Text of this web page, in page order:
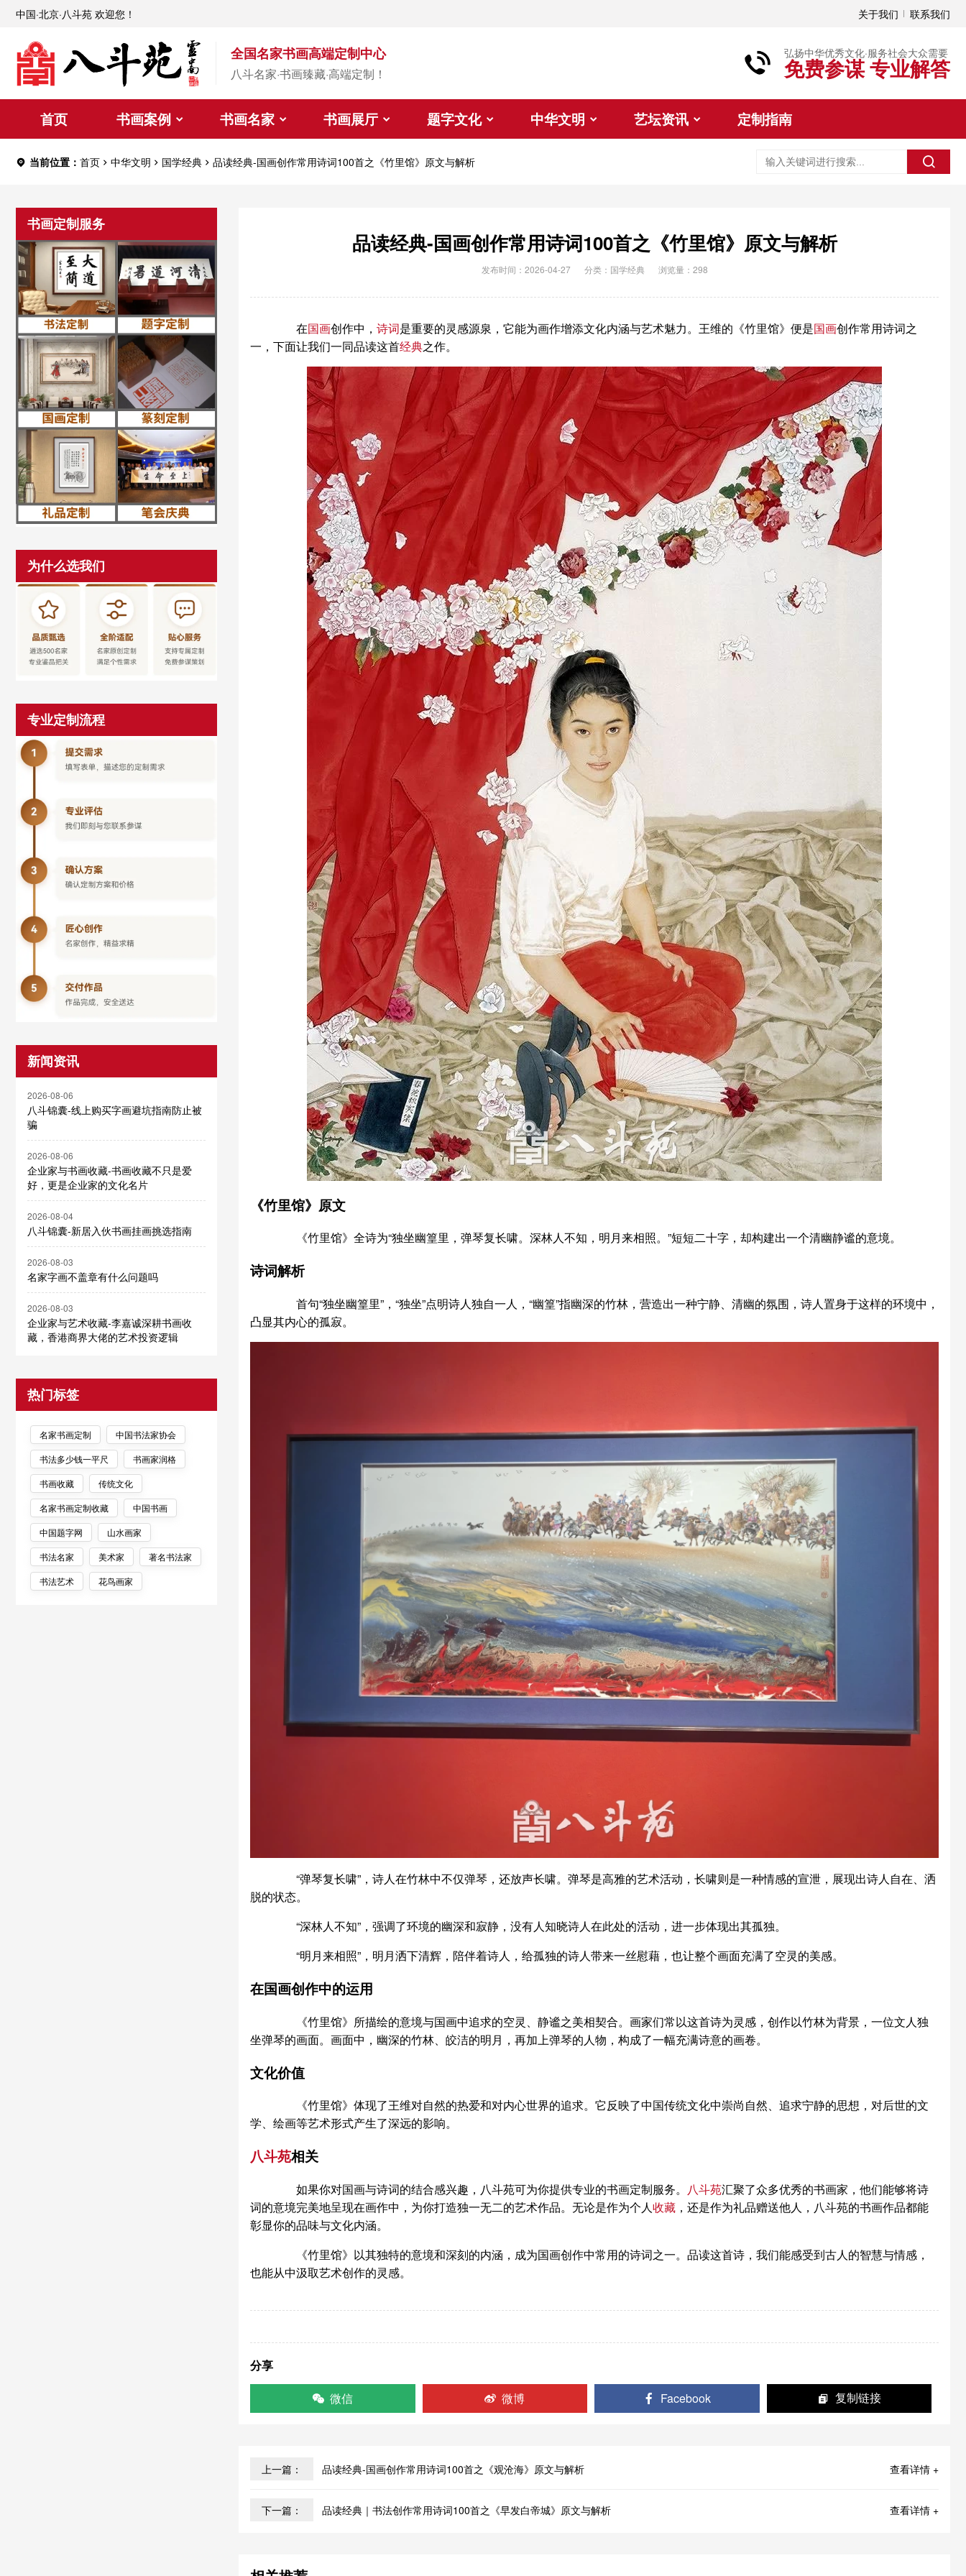
中国·北京·八斗苑 欢迎您！ 关于我们 联系我们
全国名家书画高端定制中心
八斗名家·书画臻藏·高端定制！
弘扬中华优秀文化·服务社会大众需要
免费参谋 专业解答
首页 书画案例 书画名家 书画展厅 题字文化 中华文明 艺坛资讯 定制指南
当前位置： 首页 中华文明 国学经典 品读经典-国画创作常用诗词100首之《竹里馆》原文与解析
书画定制服务
为什么选我们
专业定制流程
新闻资讯
2026-08-06
八斗锦囊-线上购买字画避坑指南防止被
骗
2026-08-06
企业家与书画收藏-书画收藏不只是爱
好，更是企业家的文化名片
2026-08-04
八斗锦囊-新居入伙书画挂画挑选指南
2026-08-03
名家字画不盖章有什么问题吗
2026-08-03
企业家与艺术收藏-李嘉诚深耕书画收
藏，香港商界大佬的艺术投资逻辑
热门标签
名家书画定制
中国书法家协会
书法多少钱一平尺
书画家润格
书画收藏
传统文化
名家书画定制收藏
中国书画
中国题字网
山水画家
书法名家
美术家
著名书法家
书法艺术
花鸟画家
品读经典-国画创作常用诗词100首之《竹里馆》原文与解析
发布时间：2026-04-27 分类： 国学经典 浏览量：298
在国画创作中， 诗词是重要的灵感源泉，它能为画作增添文化内涵与艺术魅力。王维的《竹里馆》便是国画创作常用诗词之
一，下面让我们一同品读这首经典之作。
《竹里馆》原文
《竹里馆》全诗为“独坐幽篁里，弹琴复长啸。深林人不知，明月来相照。”短短二十字，却构建出一个清幽静谧的意境。
诗词解析
首句“独坐幽篁里”，“独坐”点明诗人独自一人，“幽篁”指幽深的竹林，营造出一种宁静、清幽的氛围，诗人置身于这样的环境中，
凸显其内心的孤寂。
“弹琴复长啸”，诗人在竹林中不仅弹琴，还放声长啸。弹琴是高雅的艺术活动，长啸则是一种情感的宣泄，展现出诗人自在、洒
脱的状态。
“深林人不知”，强调了环境的幽深和寂静，没有人知晓诗人在此处的活动，进一步体现出其孤独。
“明月来相照”，明月洒下清辉，陪伴着诗人，给孤独的诗人带来一丝慰藉，也让整个画面充满了空灵的美感。
在国画创作中的运用
《竹里馆》所描绘的意境与国画中追求的空灵、静谧之美相契合。画家们常以这首诗为灵感，创作以竹林为背景，一位文人独
坐弹琴的画面。画面中，幽深的竹林、皎洁的明月，再加上弹琴的人物，构成了一幅充满诗意的画卷。
文化价值
《竹里馆》体现了王维对自然的热爱和对内心世界的追求。它反映了中国传统文化中崇尚自然、追求宁静的思想，对后世的文
学、绘画等艺术形式产生了深远的影响。
八斗苑相关
如果你对国画与诗词的结合感兴趣，八斗苑可为你提供专业的书画定制服务。 八斗苑汇聚了众多优秀的书画家，他们能够将诗
词的意境完美地呈现在画作中，为你打造独一无二的艺术作品。无论是作为个人收藏 ，还是作为礼品赠送他人，八斗苑的书画作品都能
彰显你的品味与文化内涵。
《竹里馆》以其独特的意境和深刻的内涵，成为国画创作中常用的诗词之一。品读这首诗，我们能感受到古人的智慧与情感，
也能从中汲取艺术创作的灵感。
分享
微信
微博 Facebook 复制链接
上一篇： 查看详情 +
品读经典-国画创作常用诗词100首之《观沧海》原文与解析
下一篇： 查看详情 +
品读经典｜书法创作常用诗词100首之《早发白帝城》原文与解析